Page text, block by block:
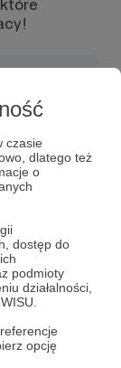
czasie
dlatego też
o
dostęp do
podmioty
działalności,
opcję
Europie
stronie
na